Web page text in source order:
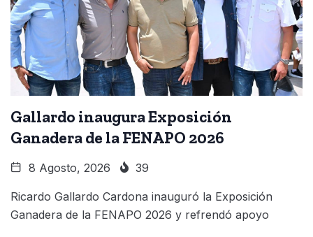
Gallardo inaugura Exposición
Ganadera de la FENAPO 2026
8 Agosto, 2026 39
Ricardo Gallardo Cardona inauguró la Exposición
Ganadera de la FENAPO 2026 y refrendó apoyo